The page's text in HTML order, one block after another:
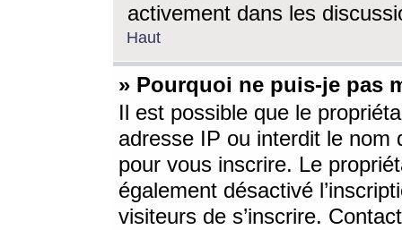
activement dans les
Haut
» Pourquoi ne puis-je pas
Il est possible que le
adresse IP ou interdit le nom
pour vous inscrire. Le
également désactivé
visiteurs de s’inscrire.